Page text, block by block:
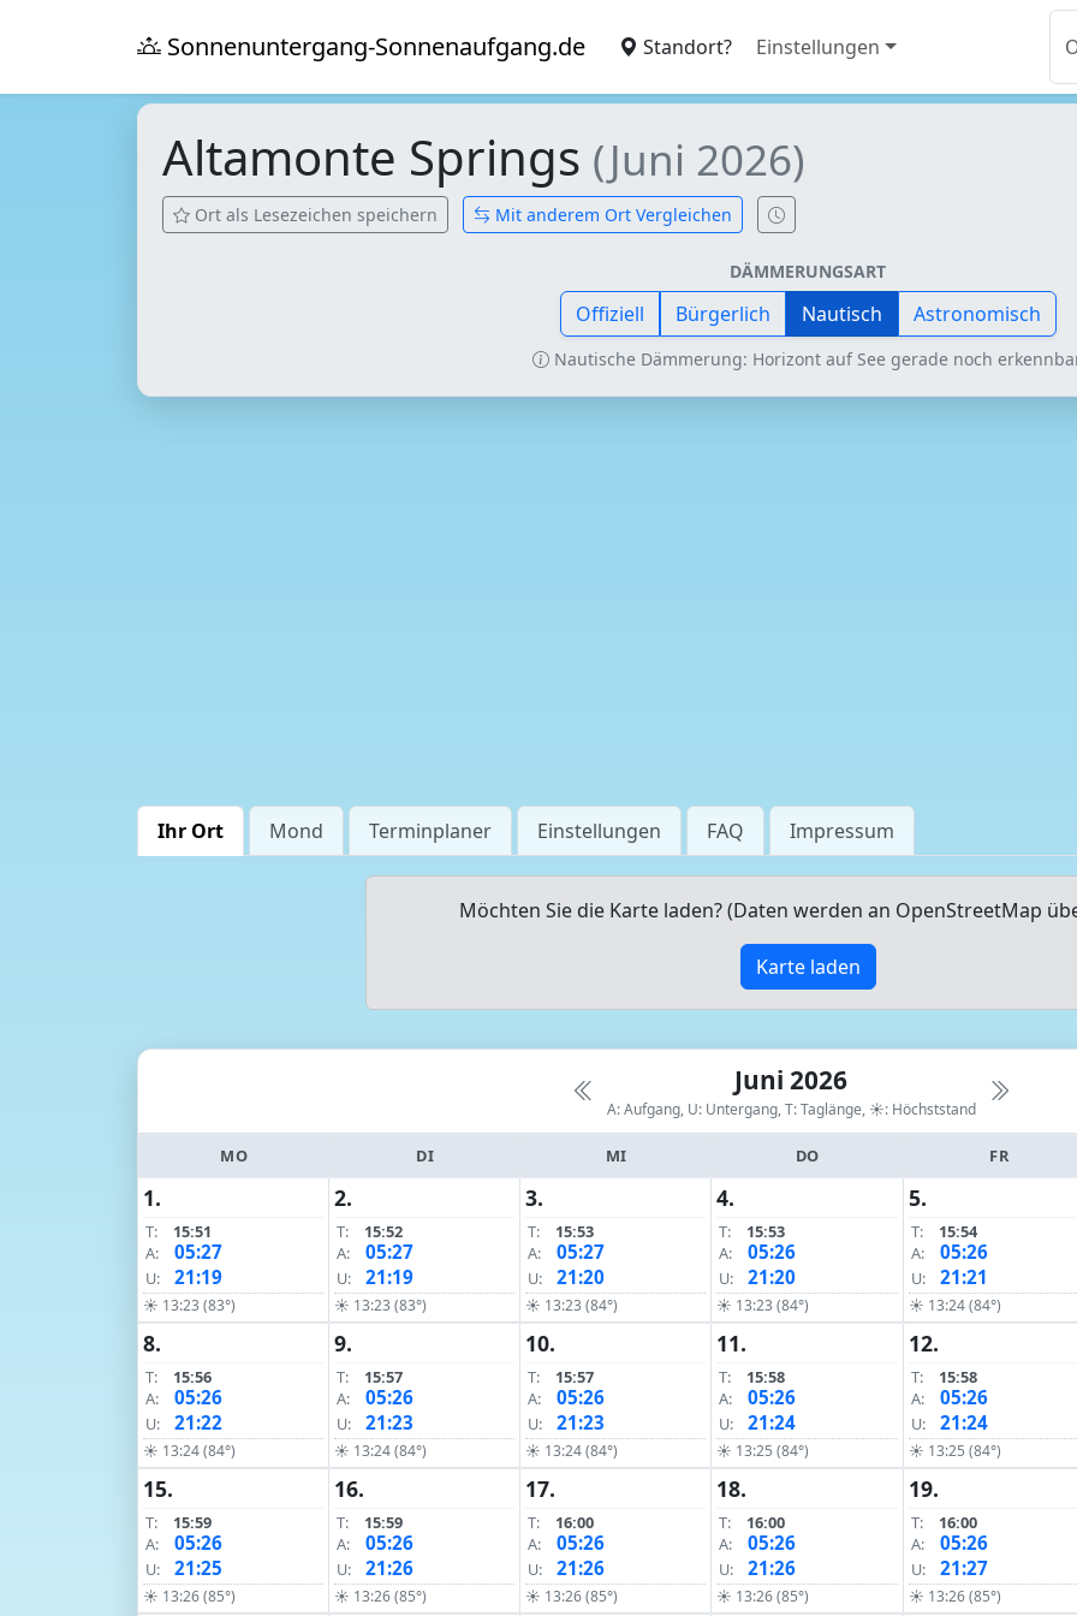
Sonnenuntergang-Sonnenaufgang.de Standort? Einstellungen
Altamonte Springs (Juni 2026)
Ort als Lesezeichen speichern Mit anderem Ort Vergleichen
DÄMMERUNGSART
Offiziell Bürgerlich Nautisch Astronomisch
Nautische Dämmerung: Horizont auf See gerade noch
Ihr Ort Mond Terminplaner Einstellungen FAQ Impressum
Möchten Sie die Karte laden? (Daten werden an OpenStreetMap
Karte laden
Juni 2026
A: Aufgang, U: Untergang, T: Taglänge, ☀: Höchststand
MO DI MI DO FR
1.
T:
15:51
A:
05:27
U: 21:19
☀ 13:23 (83°)
2.
T:
15:52
A:
05:27
U: 21:19
☀ 13:23 (83°)
3.
T:
15:53
A:
05:27
U: 21:20
☀ 13:23 (84°)
4.
T:
15:53
A:
05:26
U: 21:20
☀ 13:23 (84°)
5.
T:
15:54
A:
05:26
U: 21:21
☀ 13:24 (84°)
8.
T:
15:56
A:
05:26
U: 21:22
☀ 13:24 (84°)
9.
T:
15:57
A:
05:26
U: 21:23
☀ 13:24 (84°)
10.
T:
15:57
A:
05:26
U: 21:23
☀ 13:24 (84°)
11.
T:
15:58
A:
05:26
U: 21:24
☀ 13:25 (84°)
12.
T:
15:58
A:
05:26
U: 21:24
☀ 13:25 (84°)
15.
T:
15:59
A:
05:26
U: 21:25
☀ 13:26 (85°)
16.
T:
15:59
A:
05:26
U: 21:26
☀ 13:26 (85°)
17.
T:
16:00
A:
05:26
U: 21:26
☀ 13:26 (85°)
18.
T:
16:00
A:
05:26
U: 21:26
☀ 13:26 (85°)
19.
T:
16:00
A:
05:26
U: 21:27
☀ 13:26 (85°)